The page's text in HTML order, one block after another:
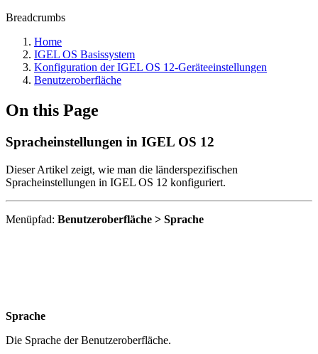
Breadcrumbs
Home
IGEL OS Basissystem
Konfiguration der IGEL OS 12-Geräteeinstellungen
Benutzeroberfläche
On this Page
Spracheinstellungen in IGEL OS 12
Dieser Artikel zeigt, wie man die länderspezifischen
Spracheinstellungen in IGEL OS 12 konfiguriert.
Menüpfad: Benutzeroberfläche > Sprache
Sprache
Die Sprache der Benutzeroberfläche.